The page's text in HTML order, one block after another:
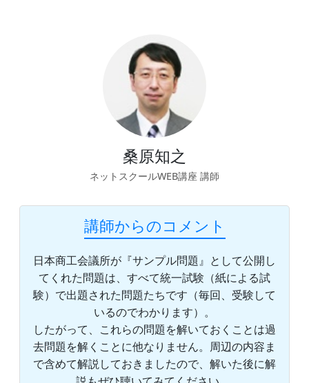
桑原知之
ネットスクールWEB講座 講師
講師からのコメント
日本商工会議所が『サンプル問題』として公開し
てくれた問題は、すべて統一試験（紙による試
験）で出題された問題たちです（毎回、受験して
いるのでわかります）。
したがって、これらの問題を解いておくことは過
去問題を解くことに他なりません。周辺の内容ま
で含めて解説しておきましたので、解いた後に解